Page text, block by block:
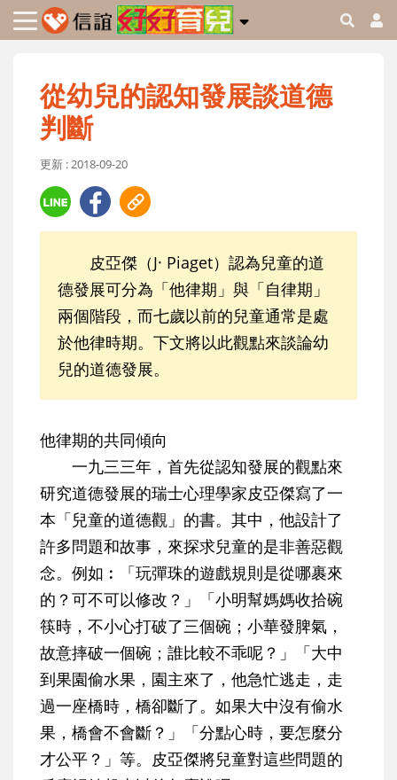
從幼兒的認知發展談道德
判斷
更新 : 2018-09-20
皮亞傑（J· Piaget）認為兒童的道
德發展可分為「他律期」與「自律期」
兩個階段，而七歲以前的兒童通常是處
於他律時期。下文將以此觀點來談論幼
兒的道德發展。
他律期的共同傾向
一九三三年，首先從認知發展的觀點來
研究道德發展的瑞士心理學家皮亞傑寫了一
本「兒童的道德觀」的書。其中，他設計了
許多問題和故事，來探求兒童的是非善惡觀
念。例如︰「玩彈珠的遊戲規則是從哪裹來
的？可不可以修改？」「小明幫媽媽收拾碗
筷時，不小心打破了三個碗；小華發脾氣，
故意摔破一個碗；誰比較不乖呢？」「大中
到果園偷水果，園主來了，他急忙逃走，走
過一座橋時，橋卻斷了。如果大中沒有偷水
果，橋會不會斷？」「分點心時，要怎麼分
才公平？」等。皮亞傑將兒童對這些問題的